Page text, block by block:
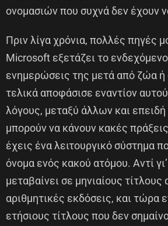
ονομασιών που συχνά δεν έχουν
Πριν λίγα χρόνια, πολλές πηγές
Microsoft εξετάζει το
ενημερώσεις της μετά από ζώα
τελικά αποφάσισε εναντίον
λόγους, μεταξύ άλλων και
μπορούν να κάνουν κακές
έχεις ένα λειτουργικό σύστημα
όνομα ενός κακού ατόμου. Αντί
μεταβαίνει σε μηνιαίους τίτλους
αριθμητικές εκδόσεις, και τώρα
ετήσιους τίτλους που δεν